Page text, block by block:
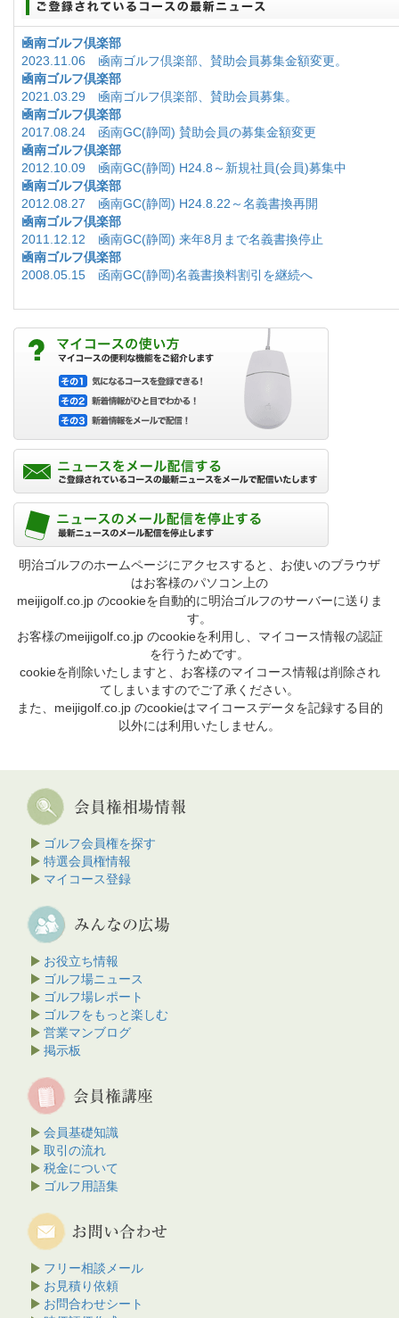
凾南ゴルフ倶楽部
2023.11.06 凾南ゴルフ倶楽部、賛助会員募集金額変更。
凾南ゴルフ倶楽部
2021.03.29 凾南ゴルフ倶楽部、賛助会員募集。
凾南ゴルフ倶楽部
2017.08.24 函南GC(静岡) 賛助会員の募集金額変更
凾南ゴルフ倶楽部
2012.10.09 凾南GC(静岡) H24.8～新規社員(会員)募集中
凾南ゴルフ倶楽部
2012.08.27 凾南GC(静岡) H24.8.22～名義書換再開
凾南ゴルフ倶楽部
2011.12.12 凾南GC(静岡) 来年8月まで名義書換停止
凾南ゴルフ倶楽部
2008.05.15 函南GC(静岡)名義書換料割引を継続へ
明治ゴルフのホームページにアクセスすると、お使いのブラウザ
はお客様のパソコン上の
meijigolf.co.jp のcookieを自動的に明治ゴルフのサーバーに送りま
す。
お客様のmeijigolf.co.jp のcookieを利用し、マイコース情報の認証
を行うためです。
cookieを削除いたしますと、お客様のマイコース情報は削除され
てしまいますのでご了承ください。
また、meijigolf.co.jp のcookieはマイコースデータを記録する目的
以外には利用いたしません。
ゴルフ会員権を探す
特選会員権情報
マイコース登録
お役立ち情報
ゴルフ場ニュース
ゴルフ場レポート
ゴルフをもっと楽しむ
営業マンブログ
掲示板
会員基礎知識
取引の流れ
税金について
ゴルフ用語集
フリー相談メール
お見積り依頼
お問合わせシート